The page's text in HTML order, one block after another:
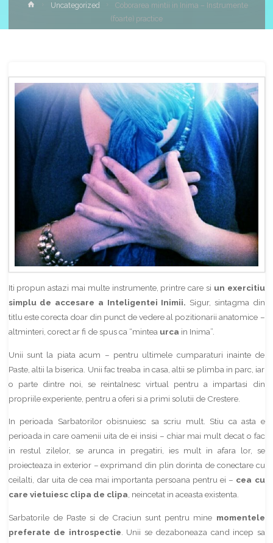
HomeUncategorized
Coborarea mintii in Inima – Instrumente
(foarte) practice
Iti propun astazi mai multe instrumente, printre care si un exercitiu
simplu de accesare a Inteligentei Inimii. Sigur, sintagma din
titlu este corecta doar din punct de vedere al pozitionarii anatomice –
altminteri, corect ar fi de spus ca “mintea urca in Inima”.
Unii sunt la piata acum – pentru ultimele cumparaturi inainte de
Paste, altii la biserica. Unii fac treaba in casa, altii se plimba in parc, iar
o parte dintre noi, se reintalnesc virtual pentru a impartasi din
propriile experiente, pentru a oferi si a primi solutii de Crestere.
In perioada Sarbatorilor obisnuiesc sa scriu mult. Stiu ca asta e
perioada in care oamenii uita de ei insisi – chiar mai mult decat o fac
in restul zilelor, se arunca in pregatiri, ies mult in afara lor, se
proiecteaza in exterior – exprimand din plin dorinta de conectare cu
ceilalti, dar uita de cea mai importanta persoana pentru ei – cea cu
care vietuiesc clipa de clipa, neincetat in aceasta existenta.
Sarbatorile de Paste si de Craciun sunt pentru mine momentele
preferate de introspectie . Unii se dezaboneaza cand incep sa